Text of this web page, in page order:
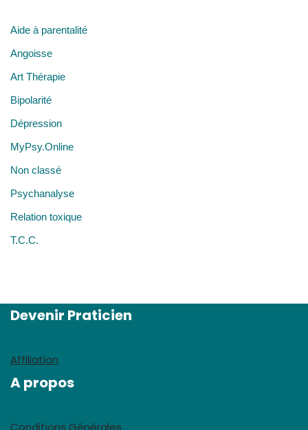
Aide à parentalité
Angoisse
Art Thérapie
Bipolarité
Dépression
MyPsy.Online
Non classé
Psychanalyse
Relation toxique
T.C.C.
Devenir Praticien
Affiliation
A propos
Conditions Générales